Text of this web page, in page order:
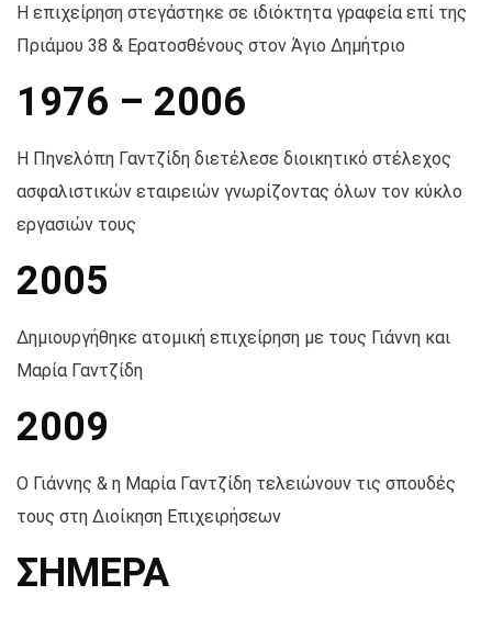
Η επιχείρηση στεγάστηκε σε ιδιόκτητα γραφεία επί της
Πριάμου 38 & Ερατοσθένους στον Άγιο Δημήτριο
1976 – 2006
Η Πηνελόπη Γαντζίδη διετέλεσε διοικητικό στέλεχος
ασφαλιστικών εταιρειών γνωρίζοντας όλων τον κύκλο
εργασιών τους
2005
Δημιουργήθηκε ατομική επιχείρηση με τους Γιάννη και
Μαρία Γαντζίδη
2009
Ο Γιάννης & η Μαρία Γαντζίδη τελειώνουν τις σπουδές
τους στη Διοίκηση Επιχειρήσεων
ΣΗΜΕΡΑ